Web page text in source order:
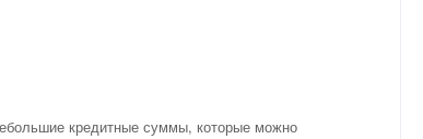
кредитные суммы, которые можно